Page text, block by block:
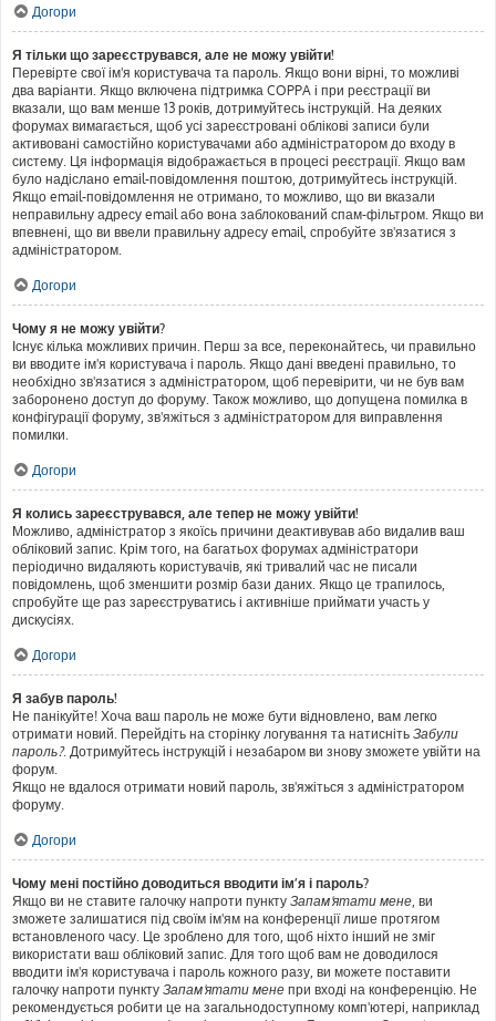
Догори
Я тільки що зареєструвався, але не можу увійти!
Перевірте свої ім'я користувача та пароль. Якщо вони вірні, то можливі
два варіанти. Якщо включена підтримка COPPA і при реєстрації ви
вказали, що вам менше 13 років, дотримуйтесь інструкцій. На деяких
форумах вимагається, щоб усі зареєстровані облікові записи були
активовані самостійно користувачами або адміністратором до входу в
систему. Ця інформація відображається в процесі реєстрації. Якщо вам
було надіслано email-повідомлення поштою, дотримуйтесь інструкцій.
Якщо email-повідомлення не отримано, то можливо, що ви вказали
неправильну адресу email або вона заблокований спам-фільтром. Якщо ви
впевнені, що ви ввели правильну адресу email, спробуйте зв'язатися з
адміністратором.
Догори
Чому я не можу увійти?
Існує кілька можливих причин. Перш за все, переконайтесь, чи правильно
ви вводите ім'я користувача і пароль. Якщо дані введені правильно, то
необхідно зв'язатися з адміністратором, щоб перевірити, чи не був вам
заборонено доступ до форуму. Також можливо, що допущена помилка в
конфігурації форуму, зв'яжіться з адміністратором для виправлення
помилки.
Догори
Я колись зареєструвався, але тепер не можу увійти!
Можливо, адміністратор з якоїсь причини деактивував або видалив ваш
обліковий запис. Крім того, на багатьох форумах адміністратори
періодично видаляють користувачів, які тривалий час не писали
повідомлень, щоб зменшити розмір бази даних. Якщо це трапилось,
спробуйте ще раз зареєструватись і активніше приймати участь у
дискусіях.
Догори
Я забув пароль!
Не панікуйте! Хоча ваш пароль не може бути відновлено, вам легко
отримати новий. Перейдіть на сторінку логування та натисніть Забули
пароль?. Дотримуйтесь інструкцій і незабаром ви знову зможете увійти на
форум.
Якщо не вдалося отримати новий пароль, зв'яжіться з адміністратором
форуму.
Догори
Чому мені постійно доводиться вводити ім’я і пароль?
Якщо ви не ставите галочку напроти пункту Запам'ятати мене, ви
зможете залишатися під своїм ім'ям на конференції лише протягом
встановленого часу. Це зроблено для того, щоб ніхто інший не зміг
використати ваш обліковий запис. Для того щоб вам не доводилося
вводити ім'я користувача і пароль кожного разу, ви можете поставити
галочку напроти пункту Запам'ятати мене при вході на конференцію. Не
рекомендується робити це на загальнодоступному комп'ютері, наприклад